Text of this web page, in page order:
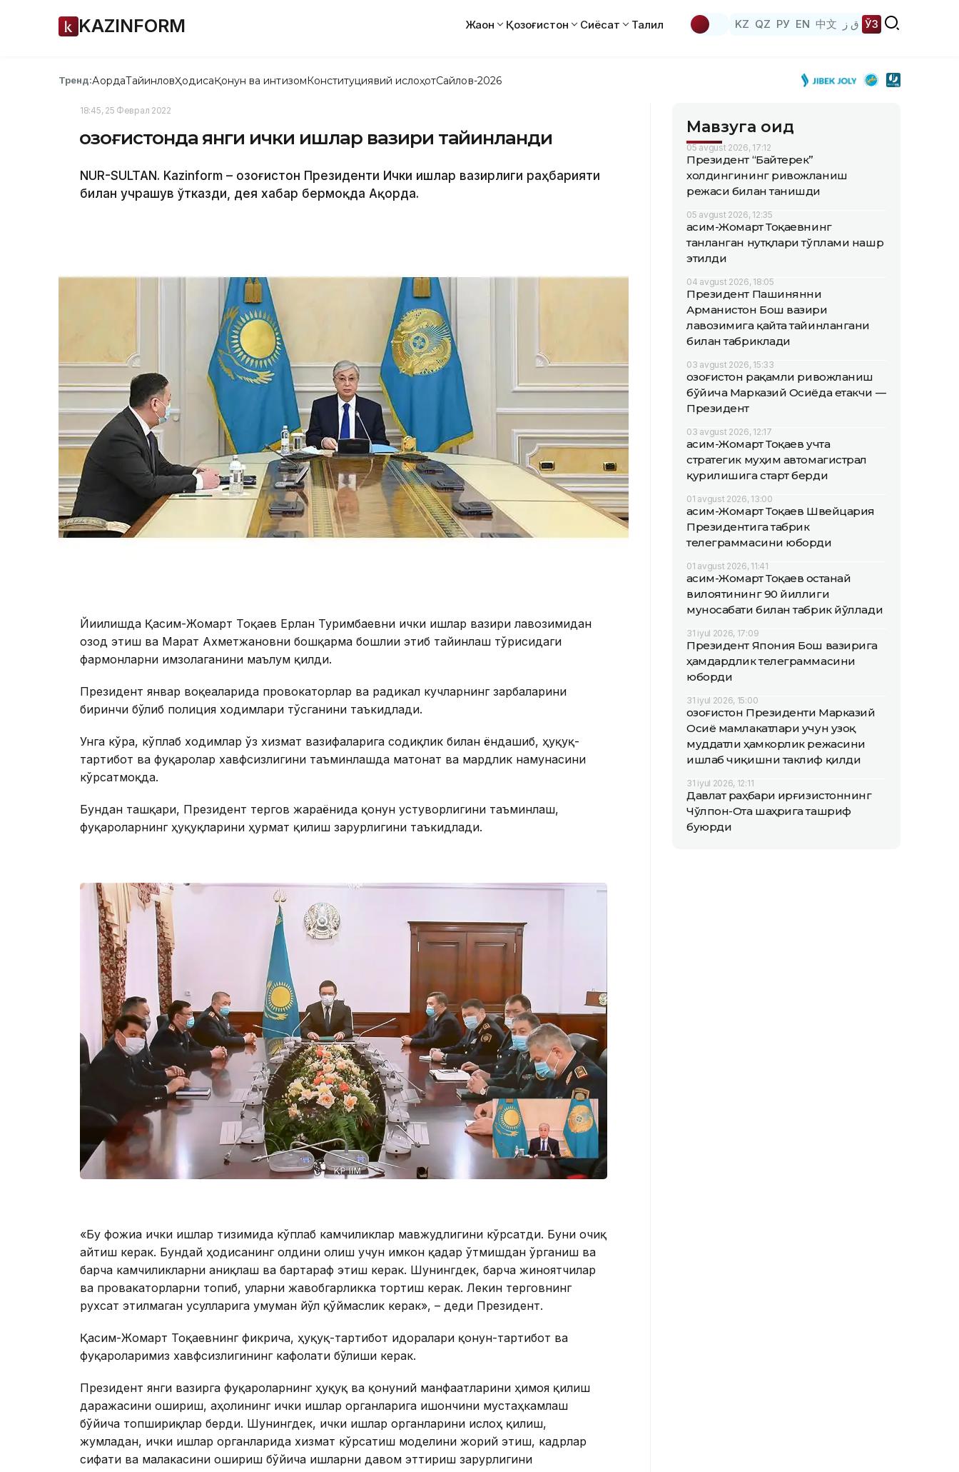
KAZINFORM Жаҳон Қозоғистон Сиёсат Таҳлил KZ QZ РУ EN 中文 ق ز ЎЗ
Тренд:АқордаТайинловҲодисаҚонун ва интизомКонституциявий ислоҳотСайлов-2026
18:45, 25 Феврал 2022
Қозоғистонда янги ички ишлар вазири тайинланди
NUR-SULTAN. Kazinform – Қозоғистон Президенти Ички ишлар вазирлиги раҳбарияти
билан учрашув ўтказди, дея хабар бермоқда Ақорда.
Йиғилишда Қасим-Жомарт Тоқаев Ерлан Турғимбаевни ички ишлар вазири лавозимидан
озод этиш ва Марат Ахметжановни бошқарма бошлиғи этиб тайинлаш тўғрисидаги
фармонларни имзолаганини маълум қилди.
Президент январ воқеаларида провокаторлар ва радикал кучларнинг зарбаларини
биринчи бўлиб полиция ходимлари тўсганини таъкидлади.
Унга кўра, кўплаб ходимлар ўз хизмат вазифаларига содиқлик билан ёндашиб, ҳуқуқ-
тартибот ва фуқаролар хавфсизлигини таъминлашда матонат ва мардлик намунасини
кўрсатмоқда.
Бундан ташқари, Президент тергов жараёнида қонун устуворлигини таъминлаш,
фуқароларнинг ҳуқуқларини ҳурмат қилиш зарурлигини таъкидлади.
«Бу фожиа ички ишлар тизимида кўплаб камчиликлар мавжудлигини кўрсатди. Буни очиқ
айтиш керак. Бундай ҳодисанинг олдини олиш учун имкон қадар ўтмишдан ўрганиш ва
барча камчиликларни аниқлаш ва бартараф этиш керак. Шунингдек, барча жиноятчилар
ва провакаторларни топиб, уларни жавобгарликка тортиш керак. Лекин терговнинг
рухсат этилмаган усулларига умуман йўл қўймаслик керак», – деди Президент.
Қасим-Жомарт Тоқаевнинг фикрича, ҳуқуқ-тартибот идоралари қонун-тартибот ва
фуқароларимиз хавфсизлигининг кафолати бўлиши керак.
Президент янги вазирга фуқароларнинг ҳуқуқ ва қонуний манфаатларини ҳимоя қилиш
даражасини ошириш, аҳолининг ички ишлар органларига ишончини мустаҳкамлаш
бўйича топшириқлар берди. Шунингдек, ички ишлар органларини ислоҳ қилиш,
жумладан, ички ишлар органларида хизмат кўрсатиш моделини жорий этиш, кадрлар
сифати ва малакасини ошириш бўйича ишларни давом эттириш зарурлигини
Мавзуга оид
05 avgust 2026, 17:12
Президент “Байтерек”
холдингининг ривожланиш
режаси билан танишди
05 avgust 2026, 12:35
Қасим-Жомарт Тоқаевнинг
танланган нутқлари тўплами нашр
этилди
04 avgust 2026, 18:05
Президент Пашинянни
Арманистон Бош вазири
лавозимига қайта тайинлангани
билан табриклади
03 avgust 2026, 15:33
Қозоғистон рақамли ривожланиш
бўйича Марказий Осиёда етакчи —
Президент
03 avgust 2026, 12:17
Қасим-Жомарт Тоқаев учта
стратегик муҳим автомагистрал
қурилишига старт берди
01 avgust 2026, 13:00
Қасим-Жомарт Тоқаев Швейцария
Президентига табрик
телеграммасини юборди
01 avgust 2026, 11:41
Қасим-Жомарт Тоқаев Қостанай
вилоятининг 90 йиллиги
муносабати билан табрик йўллади
31 iyul 2026, 17:09
Президент Япония Бош вазирига
ҳамдардлик телеграммасини
юборди
31 iyul 2026, 15:00
Қозоғистон Президенти Марказий
Осиё мамлакатлари учун узоқ
муддатли ҳамкорлик режасини
ишлаб чиқишни таклиф қилди
31 iyul 2026, 12:11
Давлат раҳбари Қирғизистоннинг
Чўлпон-Ота шаҳрига ташриф
буюрди